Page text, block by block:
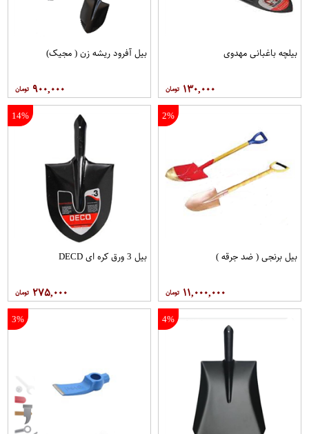
بیلچه باغبانی مهدوی
۱۳۰,۰۰۰
بیل آفرود ریشه زن ( مجیک)
۹۰۰,۰۰۰
2%
بیل برنجی ( ضد جرقه )
۱۱,۰۰۰,۰۰۰
14%
بیل 3 ورق کره ای DECD
۲۷۵,۰۰۰
4%
3%